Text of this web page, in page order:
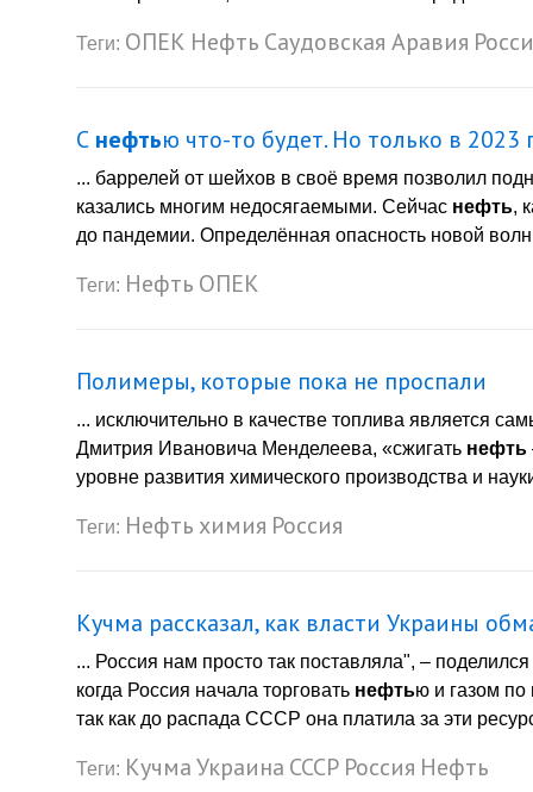
Теги: ОПЕК Нефть Саудовская Аравия
С нефтью что-то будет. Но только в 2023
... баррелей от шейхов в своё время позволил
казались многим недосягаемыми. Сейчас нефть,
до пандемии. Определённая опасность новой
Теги: Нефть ОПЕК
Полимеры, которые пока не проспали
... исключительно в качестве топлива является
Дмитрия Ивановича Менделеева, «сжигать нефть
уровне развития химического производства и
Теги: Нефть химия Россия
Кучма рассказал, как власти Украины
... Россия нам просто так поставляла", –
когда Россия начала торговать нефтью и газом
так как до распада СССР она платила за эти
Теги: КучмаУкраина СССР Россия Нефть